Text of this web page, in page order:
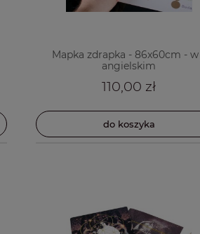
Mapka zdrapka - 86x60cm - w
angielskim
110,00 zł
do koszyka